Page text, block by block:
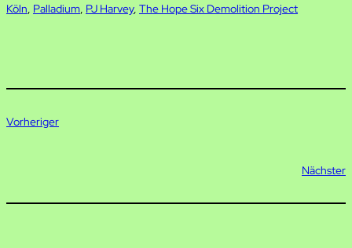
Köln, Palladium, PJ Harvey, The Hope Six Demolition Project
Vorheriger
Nächster